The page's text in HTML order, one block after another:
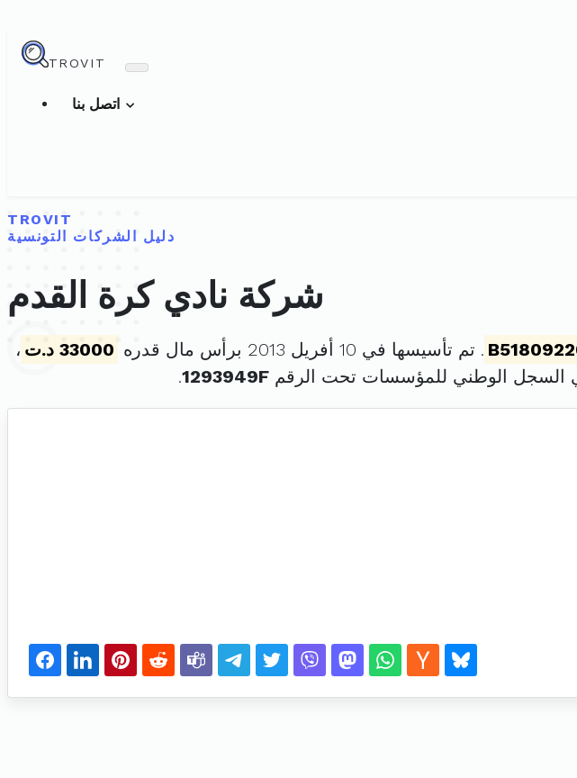
TROVIT
TROVIT
دليل الشركات التونسية
شركة نادي كرة القدم
. تم تأسيسها في 10 أفريل 2013 برأس مال قدره 33000 د.ت
،
السجل الوطني للمؤسسات تحت الرقم 1293949F
.